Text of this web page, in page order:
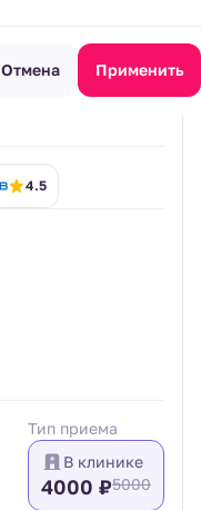
Отмена Применить
4.5
Тип приема
В клинике
4000 ₽5000